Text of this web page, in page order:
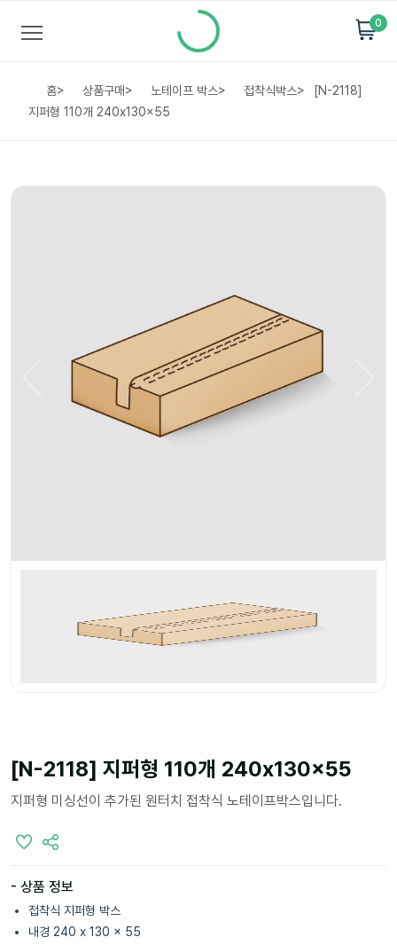
0
홈> 상품구매> 노테이프 박스> 접착식박스>
[N-2118]
지퍼형 110개 240x130x55
[N-2118] 지퍼형 110개 240x130x55
지퍼형 미싱선이 추가된 원터치 접착식 노테이프박스입니다.
- 상품 정보
접착식 지퍼형 박스
내경 240 x 130 x 55